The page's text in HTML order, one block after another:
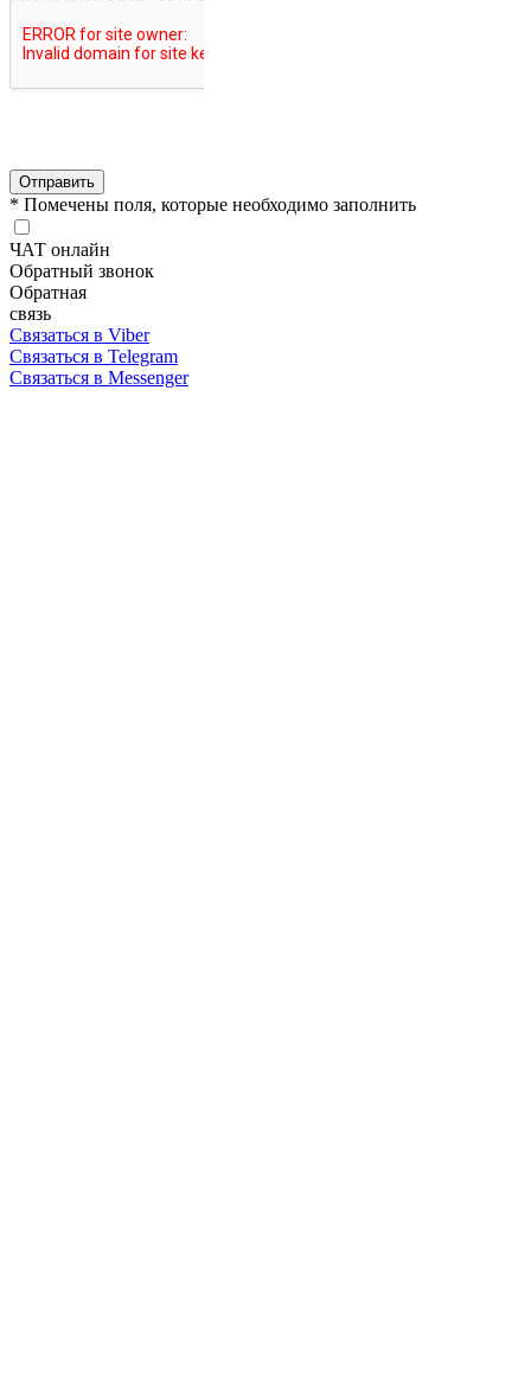
Отправить
* Помечены поля, которые необходимо заполнить
ЧАТ онлайн
Обратный звонок
Обратная
связь
Связаться в Viber
Связаться в Telegram
Связаться в Messenger